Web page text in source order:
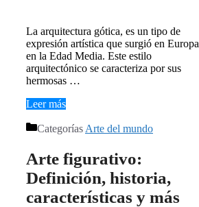
La arquitectura gótica, es un tipo de
expresión artística que surgió en Europa
en la Edad Media. Este estilo
arquitectónico se caracteriza por sus
hermosas …
Leer más
Categorías Arte del mundo
Arte figurativo:
Definición, historia,
características y más